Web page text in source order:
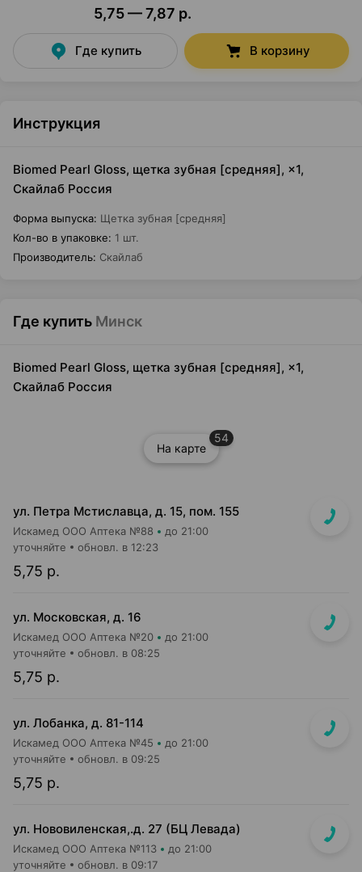
5,75 — 7,87 р.
Где купить В корзину
Инструкция
Biomed Pearl Gloss, щетка зубная [средняя], ×1,
Скайлаб Россия
Форма выпуска: Щетка зубная [средняя]
Кол-во в упаковке: 1 шт.
Производитель: Скайлаб
Где купить Минск
Biomed Pearl Gloss, щетка зубная [средняя], ×1,
Скайлаб Россия
На карте
54
ул. Петра Мстиславца, д. 15, пом. 155
Искамед ООО Аптека №88 до 21:00
5,75 р.
уточняйте обновл. в 12:23
ул. Московская, д. 16
Искамед ООО Аптека №20 до 21:00
5,75 р.
уточняйте обновл. в 08:25
ул. Лобанка, д. 81-114
Искамед ООО Аптека №45 до 21:00
5,75 р.
уточняйте обновл. в 09:25
ул. Нововиленская,.д. 27 (БЦ Левада)
Искамед ООО Аптека №113 до 21:00
уточняйте обновл. в 09:17